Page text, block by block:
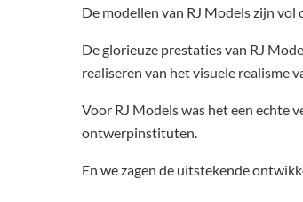
De modellen van RJ Models zijn
De glorieuze prestaties van RJ
realiseren van het visuele realisme
Voor RJ Models was het een echte
ontwerpinstituten.
En we zagen de uitstekende